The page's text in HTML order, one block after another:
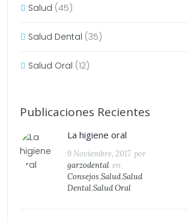
Salud (45)
Salud Dental (35)
Salud Oral (12)
Publicaciones Recientes
La higiene oral
9 Noviembre, 2017 por
garzodental en
Consejos,Salud,Salud
Dental,Salud Oral